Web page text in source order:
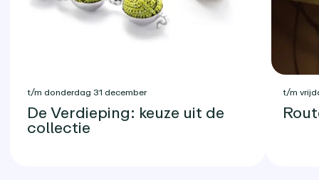
t/m donderdag 31 december
De Verdieping: keuze uit de
collectie
t/m